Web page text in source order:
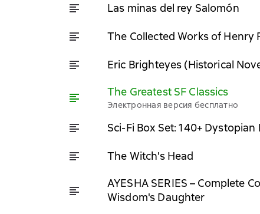
Las minas del rey Salomón
The Collected Works of Henry
Eric Brighteyes (Historical
The Greatest SF Classics
Электронная версия бесплатно
Sci-Fi Box Set: 140+
The Witch's Head
AYESHA SERIES – Complete
Wisdom's Daughter